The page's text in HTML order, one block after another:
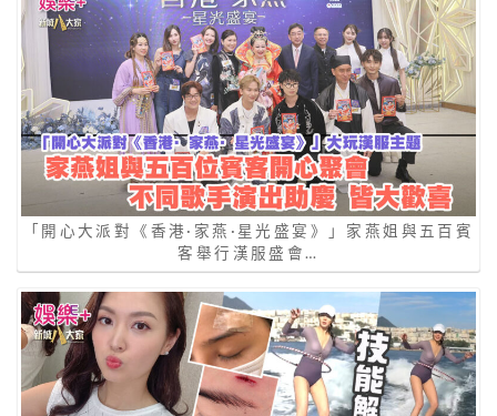
「開心大派對《香港·家燕·星光盛宴》」家燕姐與五百賓
客舉行漢服盛會…